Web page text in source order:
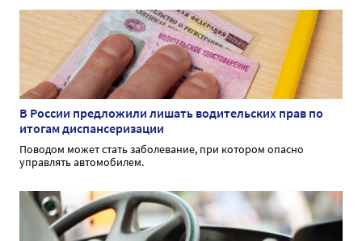
В России предложили лишать водительских прав по
итогам диспансеризации
Поводом может стать заболевание, при котором опасно
управлять автомобилем.